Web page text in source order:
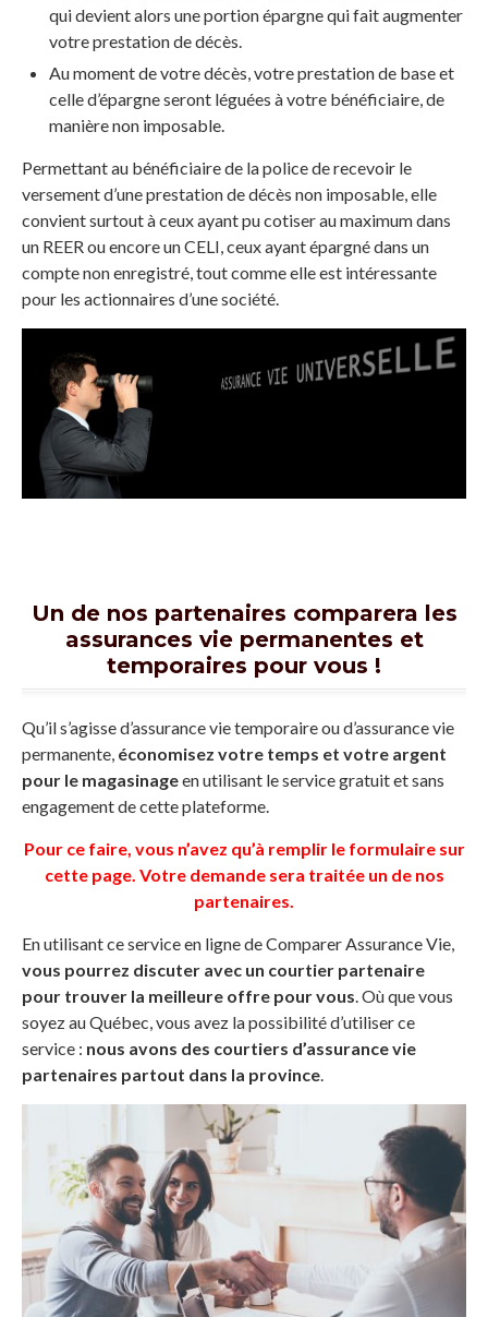
qui devient alors une portion épargne qui fait augmenter
votre prestation de décès.
Au moment de votre décès, votre prestation de base et
celle d’épargne seront léguées à votre bénéficiaire, de
manière non imposable.
Permettant au bénéficiaire de la police de recevoir le
versement d’une prestation de décès non imposable, elle
convient surtout à ceux ayant pu cotiser au maximum dans
un REER ou encore un CELI, ceux ayant épargné dans un
compte non enregistré, tout comme elle est intéressante
pour les actionnaires d’une société.
Un de nos partenaires comparera les
assurances vie permanentes et
temporaires pour vous !
Qu’il s’agisse d’assurance vie temporaire ou d’assurance vie
permanente, économisez votre temps et votre argent
pour le magasinageen utilisant le service gratuit et sans
engagement de cette plateforme.
Pour ce faire, vous n’avez qu’à remplir le formulaire sur
cette page. Votre demande sera traitée un de nos
partenaires.
En utilisant ce service en ligne de Comparer Assurance Vie,
vous pourrez discuter avec un courtier partenaire
pour trouver la meilleure offre pour vous. Où que vous
soyez au Québec, vous avez la possibilité d’utiliser ce
service : nous avons des courtiers d’assurance vie
partenaires partout dans la province.